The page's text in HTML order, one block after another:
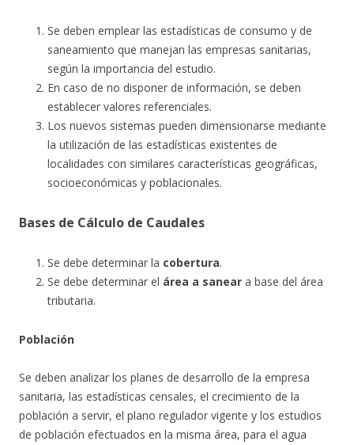
Se deben emplear las estadísticas de consumo y de
saneamiento que manejan las empresas sanitarias,
según la importancia del estudio.
En caso de no disponer de información, se deben
establecer valores referenciales.
Los nuevos sistemas pueden dimensionarse mediante
la utilización de las estadísticas existentes de
localidades con similares características geográficas,
socioeconómicas y poblacionales.
Bases de Cálculo de Caudales
Se debe determinar la cobertura.
Se debe determinar el área a sanear a base del área
tributaria.
Población
Se deben analizar los planes de desarrollo de la empresa
sanitaria, las estadísticas censales, el crecimiento de la
población a servir, el plano regulador vigente y los estudios
de población efectuados en la misma área, para el agua